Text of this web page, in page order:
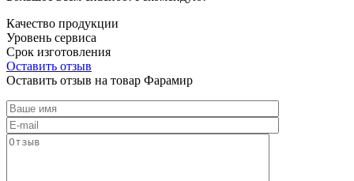
Качество продукции
Уровень сервиса
Срок изготовления
Оставить отзыв
Оставить отзыв на товар Фарамир